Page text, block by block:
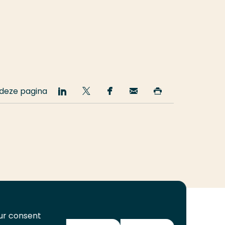
pagina
Deel
op
Deel
op
Deel
op
Email
deze deze
consent